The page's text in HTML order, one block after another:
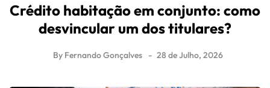
Crédito habitação em conjunto: como
desvincular um dos titulares?
By Fernando Gonçalves 28 de Julho, 2026